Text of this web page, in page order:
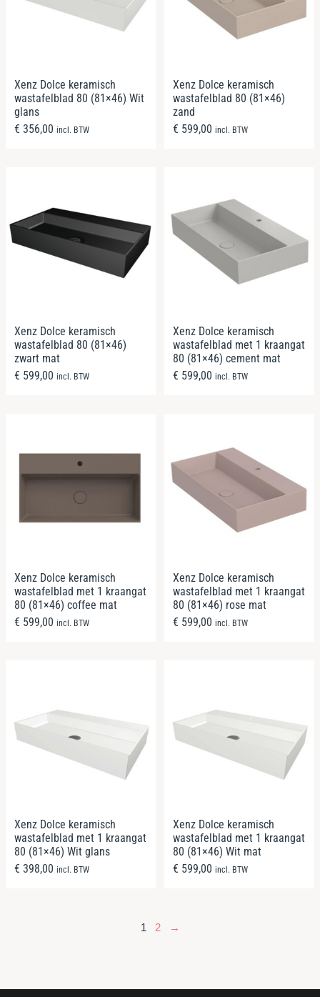
Xenz Dolce keramisch
wastafelblad 80 (81×46) Wit
glans
€ 356,00 incl. BTW
Xenz Dolce keramisch
wastafelblad 80 (81×46)
zand
€ 599,00 incl. BTW
Xenz Dolce keramisch
wastafelblad 80 (81×46)
zwart mat
€ 599,00 incl. BTW
Xenz Dolce keramisch
wastafelblad met 1 kraangat
80 (81×46) cement mat
€ 599,00 incl. BTW
Xenz Dolce keramisch
wastafelblad met 1 kraangat
80 (81×46) coffee mat
€ 599,00 incl. BTW
Xenz Dolce keramisch
wastafelblad met 1 kraangat
80 (81×46) rose mat
€ 599,00 incl. BTW
Xenz Dolce keramisch
wastafelblad met 1 kraangat
80 (81×46) Wit glans
€ 398,00 incl. BTW
Xenz Dolce keramisch
wastafelblad met 1 kraangat
80 (81×46) Wit mat
€ 599,00 incl. BTW
1 2 →